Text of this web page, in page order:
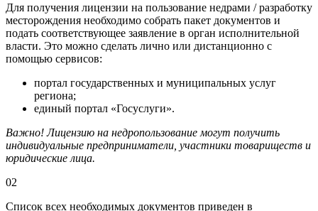
Для получения лицензии на пользование недрами / разработку
месторождения необходимо собрать пакет документов и
подать соответствующее заявление в орган исполнительной
власти. Это можно сделать лично или дистанционно с
помощью сервисов:
портал государственных и муниципальных услуг
региона;
единый портал «Госуслуги».
Важно! Лицензию на недропользование могут получить
индивидуальные предприниматели, участники товариществ и
юридические лица.
02
Список всех необходимых документов приведен в